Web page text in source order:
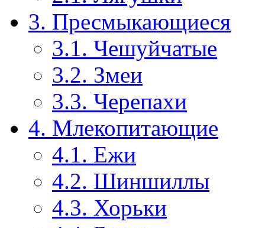
3. Пресмыкающиеся
3.1. Чешуйчатые
3.2. Змеи
3.3. Черепахи
4. Млекопитающие
4.1. Ежи
4.2. Шиншиллы
4.3. Хорьки